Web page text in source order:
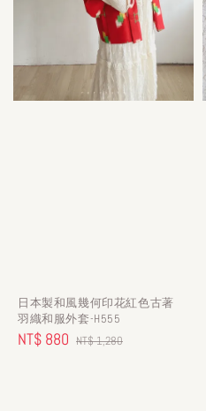
日本製和風幾何印花紅色古著
羽織和服外套-H555
Sale
NT$ 880 Regular
NT$ 1,280